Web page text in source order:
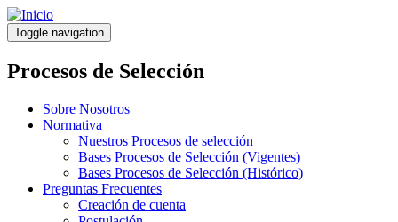
Pasar
al
contenido
principal
Toggle navigation
Procesos de Selección
Sobre Nosotros
Normativa
Nuestros Procesos de selección
Bases Procesos de Selección (Vigentes)
Bases Procesos de Selección (Histórico)
Preguntas Frecuentes
Creación de cuenta